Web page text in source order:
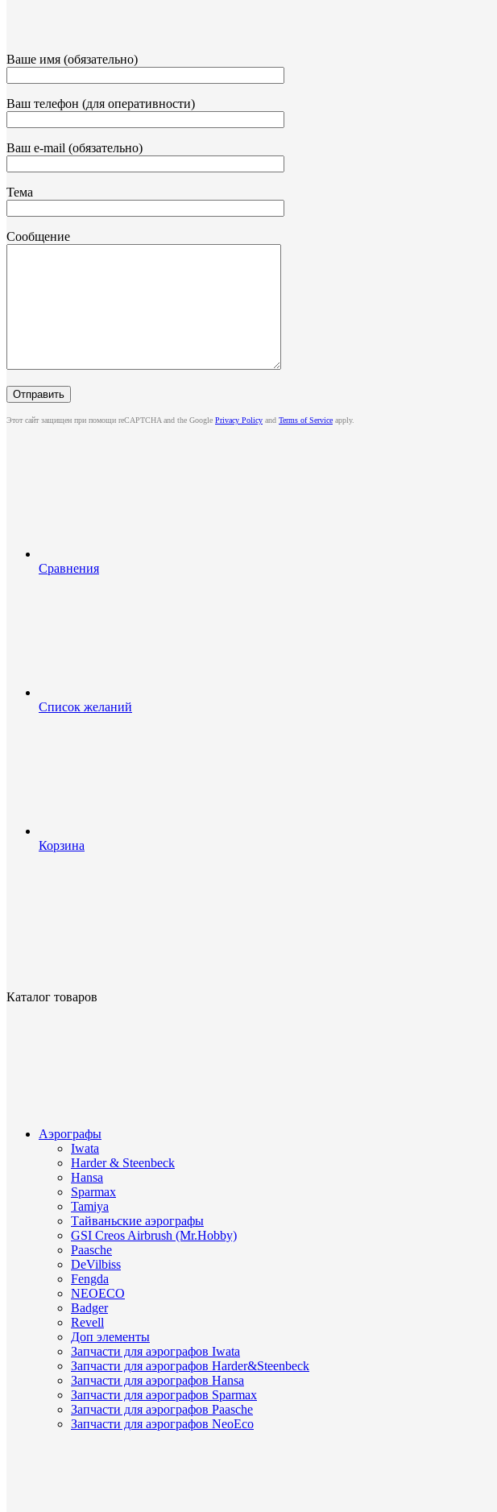
Ваше имя (обязательно)
Ваш телефон (для оперативности)
Ваш e-mail (обязательно)
Тема
Сообщение
Этот сайт защищен при помощи reCAPTCHA and the Google Privacy Policy and Terms of Service apply.
Сравнения
Список желаний
Корзина
Каталог товаров
Аэрографы
Iwata
Harder & Steenbeck
Hansa
Sparmax
Tamiya
Тайваньские аэрографы
GSI Creos Airbrush (Mr.Hobby)
Paasche
DeVilbiss
Fengda
NEOECO
Badger
Revell
Доп элементы
Запчасти для аэрографов Iwata
Запчасти для аэрографов Harder&Steenbeck
Запчасти для аэрографов Hansa
Запчасти для аэрографов Sparmax
Запчасти для аэрографов Paasche
Запчасти для аэрографов NeoEco